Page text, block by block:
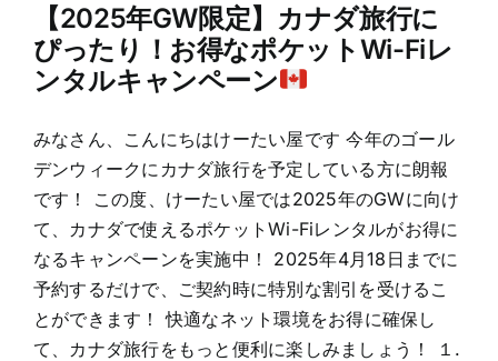
【2025年GW限定】カナダ旅行に
ぴったり！お得なポケットWi-Fiレ
ンタルキャンペーン
みなさん、こんにちはけーたい屋です 今年のゴール
デンウィークにカナダ旅行を予定している方に朗報
です！ この度、けーたい屋では2025年のGWに向け
て、カナダで使えるポケットWi-Fiレンタルがお得に
なるキャンペーンを実施中！ 2025年4月18日までに
予約するだけで、ご契約時に特別な割引を受けるこ
とができます！ 快適なネット環境をお得に確保し
て、カナダ旅行をもっと便利に楽しみましょう！ １.